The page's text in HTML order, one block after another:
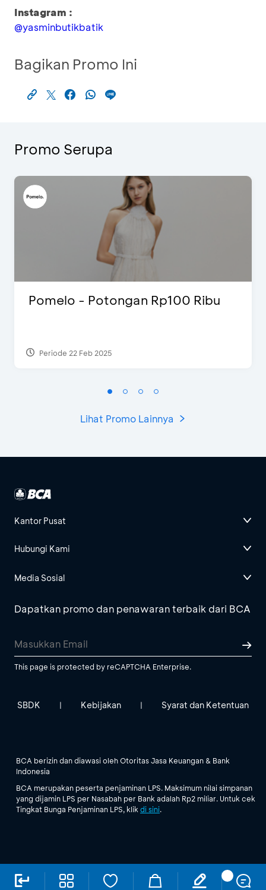
Instagram :
@yasminbutikbatik
Bagikan Promo Ini
Promo Serupa
Pomelo - Potongan Rp100 Ribu
Periode 22 Feb 2025
Lihat Promo Lainnya
Kantor Pusat
Hubungi Kami
Media Sosial
Dapatkan promo dan penawaran terbaik dari BCA
This page is protected by reCAPTCHA Enterprise.
SBDK | Kebijakan | Syarat dan Ketentuan
BCA berizin dan diawasi oleh Otoritas Jasa Keuangan & Bank
Indonesia
BCA merupakan peserta penjaminan LPS. Maksimum nilai simpanan
yang dijamin LPS per Nasabah per Bank adalah Rp2 miliar. Untuk cek
Tingkat Bunga Penjaminan LPS, klik di sini.